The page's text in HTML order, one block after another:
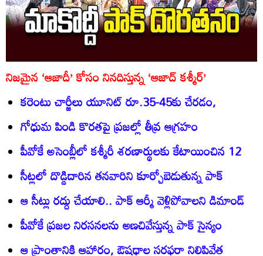
నిజమైన ‘ఆజాదీ’ కోసం నినదిస్తున్న ‘ఆజాద్‌ కశ్మీర్‌’
కరెంటు చార్జీలు యూనిట్‌ రూ.35-45కు చేరడం,
గోధుమ పిండి కొరతపై ప్రజల్లో తీవ్ర ఆగ్రహం
పీవోకే అసెంబ్లీలో కశ్మీరీ శరణార్థులకు కేటాయించిన 12
సీట్లలో దొడ్డిదారిన తనవారిని కూర్చోబెడుతున్న పాక్‌
ఆ సీట్లు రద్దు చేయాలి.. పాక్‌ ఆర్మీ వెళ్లిపోవాలని డిమాండ్‌
పీవోకే ప్రజల నిరసనలను అణచివేస్తున్న పాక్‌ సైన్యం
ఆ ప్రాంతానికి ఆహారం, ఔషధాల సరఫరా నిలిపివేత